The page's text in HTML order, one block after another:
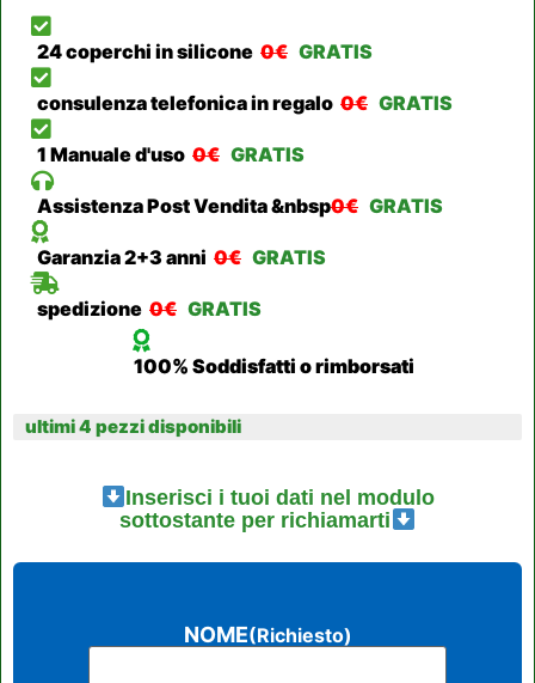
24 coperchi in silicone 0€ GRATIS
consulenza telefonica in regalo 0€ GRATIS
1 Manuale d'uso 0€ GRATIS
Assistenza Post Vendita &nbsp0€ GRATIS
Garanzia 2+3 anni 0€ GRATIS
spedizione 0€ GRATIS
100% Soddisfatti o rimborsati
ultimi 4 pezzi disponibili
Inserisci i tuoi dati nel modulo
sottostante per richiamarti
NOME(Richiesto)